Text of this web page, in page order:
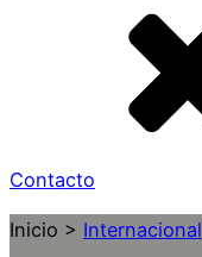
Contacto
Inicio > Internacional